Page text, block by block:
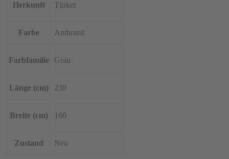
Herkunft Türkei
Farbe Anthrazit
Farbfamilie Grau
Länge (cm) 230
Breite (cm) 160
Zustand Neu